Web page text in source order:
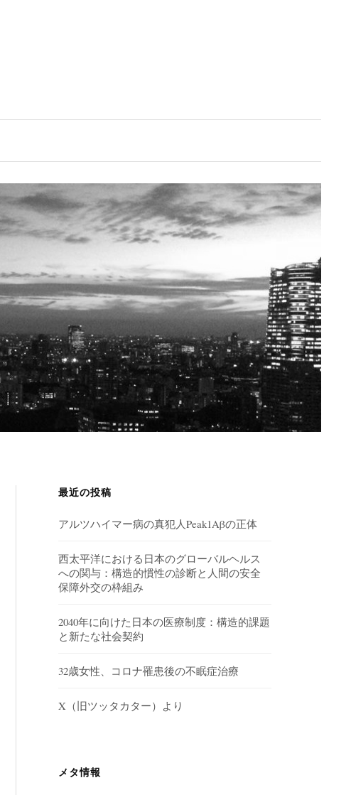
最近の投稿
アルツハイマー病の真犯人Peak1Aβの正体
西太平洋における日本のグローバルヘルス
への関与：構造的慣性の診断と人間の安全
保障外交の枠組み
2040年に向けた日本の医療制度：構造的課題
と新たな社会契約
32歳女性、コロナ罹患後の不眠症治療
X（旧ツッタカター）より
メタ情報